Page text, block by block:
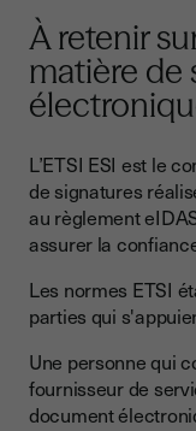
À retenir
matière de
L’ETSI ESI est le
de signatures
au règlement
assurer la
Les normes ETSI
parties qui
Une personne qui
fournisseur de
document